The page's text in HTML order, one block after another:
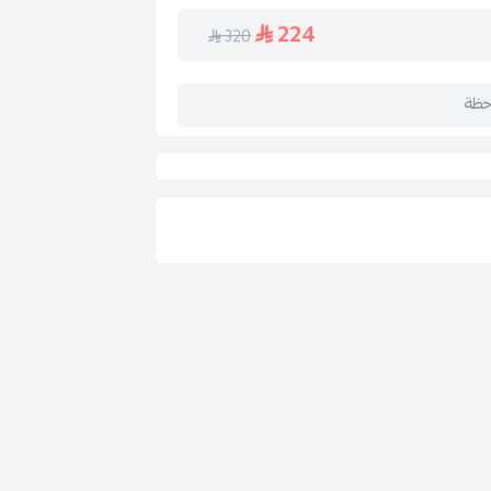
224
320